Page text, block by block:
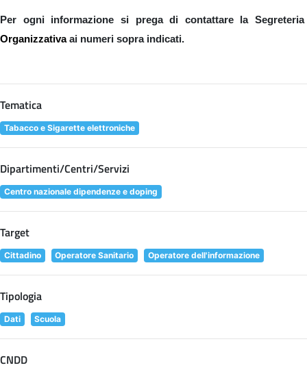
Per ogni informazione si prega di contattare la Segreteria
Organizzativaai numeri sopra indicati.
Tematica
Tabacco e Sigarette elettroniche
Dipartimenti/Centri/Servizi
Centro nazionale dipendenze e doping
Target
Cittadino Operatore Sanitario Operatore dell'informazione
Tipologia
Dati Scuola
CNDD